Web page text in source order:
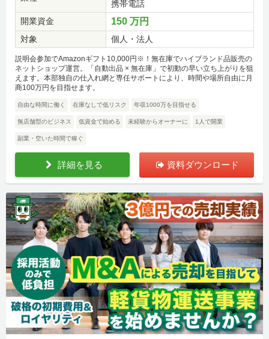
携帯電話
開業資金
150 万円
対象 個人・法人
説明会参加でAmazonギフト10,000円※！無在庫でハイブランド品販売の
ネットショップ運営。「自動出品 × 無在庫」で初動の早い立ち上がりを狙
えます。本部独自の仕入れ網と専任サポートにより、時間や場所自由に月
商100万円を目指せます。
自由な時間に働く 在庫なしで低リスク 年収1000万を目指せる
無店舗型のビジネス 低資金で始める 未経験からオーナーに 1人で開業
副業・空いた時間で稼ぐ
詳細を見る 資料ダウンロード